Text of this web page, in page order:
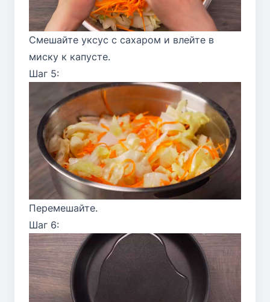
Смешайте уксус с сахаром и влейте в
миску к капусте.
Шаг 5:
Перемешайте.
Шаг 6: